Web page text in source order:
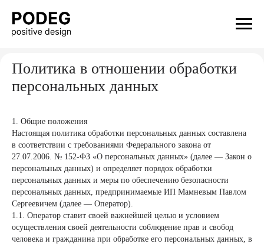
Политика в отношении обработки
персональных данных
1. Общие положения
Настоящая политика обработки персональных данных составлена
в соответствии с требованиями Федерального закона от
27.07.2006. № 152-ФЗ «О персональных данных» (далее — Закон о
персональных данных) и определяет порядок обработки
персональных данных и меры по обеспечению безопасности
персональных данных, предпринимаемые ИП Мамневым Павлом
Сергеевичем (далее — Оператор).
1.1. Оператор ставит своей важнейшей целью и условием
осуществления своей деятельности соблюдение прав и свобод
человека и гражданина при обработке его персональных данных, в